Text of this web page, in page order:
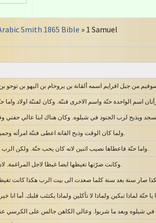
Smith 1865 Bible » 1 Samuel
ولما كان الوقت وذبح القانة اعطى فننّة امرأته وجميع بنيها وبناتها انصبة.
واما حنّة فاعطاها نصيب اثنين لانه كان يحب حنّة. ولكن الرب كان قد اغلق رحمها.
وكانت ضرّتها تغيظها ايضا غيظا لاجل المراغمة. لان الرب اغلق رحمها.
يا حنّة لماذا تبكين ولماذا لا تأكلين ولماذا يكتئب قلبك. أما